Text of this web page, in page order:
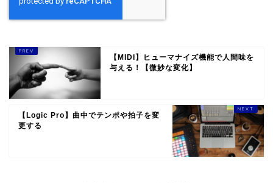
【MIDI】ヒューマナイズ機能で人間味を
与える！【微妙な変化】
【Logic Pro】曲中でテンポや拍子を変
更する